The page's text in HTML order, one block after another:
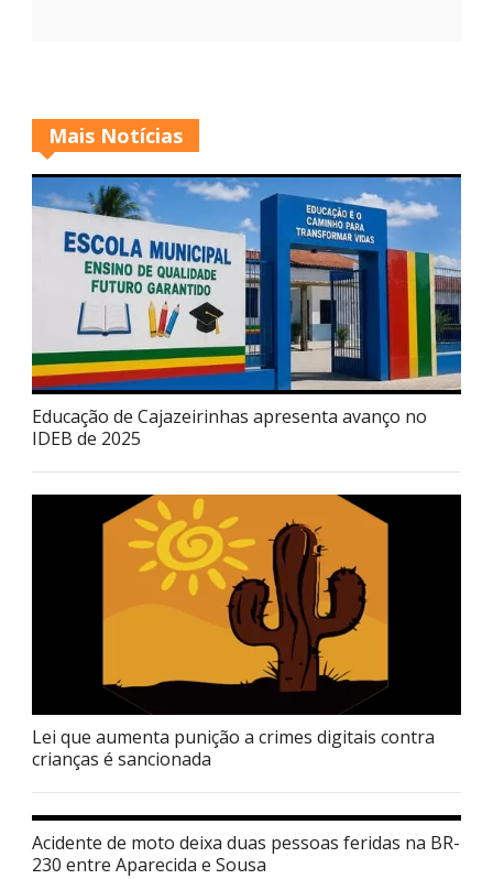
Mais Notícias
Educação de Cajazeirinhas apresenta avanço no
IDEB de 2025
Lei que aumenta punição a crimes digitais contra
crianças é sancionada
Acidente de moto deixa duas pessoas feridas na BR-
230 entre Aparecida e Sousa